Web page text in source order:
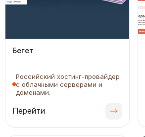
Бегет
Российский хостинг-провайдер
с облачными серверами и
доменами.
Перейти